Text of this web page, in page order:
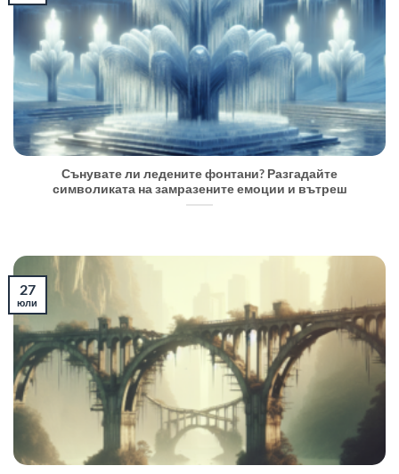
Сънувате ли ледените фонтани? Разгадайте
символиката на замразените емоции и вътреш
27
юли